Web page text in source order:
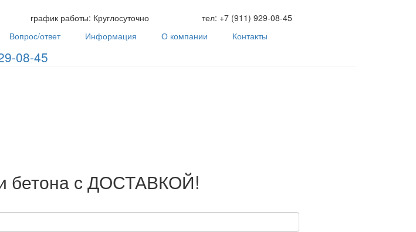
график работы: Круглосуточно тел: +7 (911) 929-08-45
Вопрос/ответ Информация О компании Контакты
08-45
бетона с ДОСТАВКОЙ!